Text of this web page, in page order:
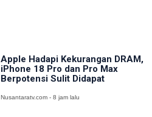
Apple Hadapi Kekurangan DRAM,
iPhone 18 Pro dan Pro Max
Berpotensi Sulit Didapat
Nusantaratv.com - 8 jam lalu